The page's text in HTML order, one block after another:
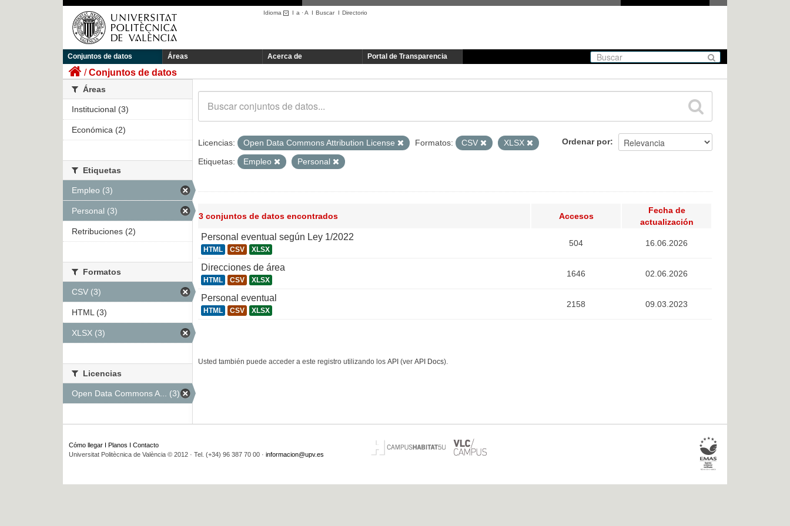
Idioma I a ·A I BuscarI Directorio
Conjuntos de datos Áreas Acerca de Portal de Transparencia
Conjuntos de datos
Ordenar por
Licencias: Open Data Commons Attribution License Formatos: CSV
XLSX
Etiquetas:
Empleo Personal
3 conjuntos de datos encontrados Accesos
Fecha de
actualización
Personal eventual según Ley 1/2022
HTML CSV XLSX
504 16.06.2026
Direcciones de área
HTML CSV XLSX
1646 02.06.2026
Personal eventual
HTML CSV XLSX
2158 09.03.2023
Usted también puede acceder a este registro utilizando los API (ver API Docs).
Áreas
Institucional (3)
Económica (2)
Etiquetas
Empleo (3)
Personal (3)
Retribuciones (2)
Formatos
CSV (3)
HTML (3)
XLSX (3)
Licencias
Open Data Commons A... (3)
Cómo llegar Planos
Contacto
Universitat Politècnica de València © 2012 · Tel. (+34) 96 387 70 00 · informacion@upv.es